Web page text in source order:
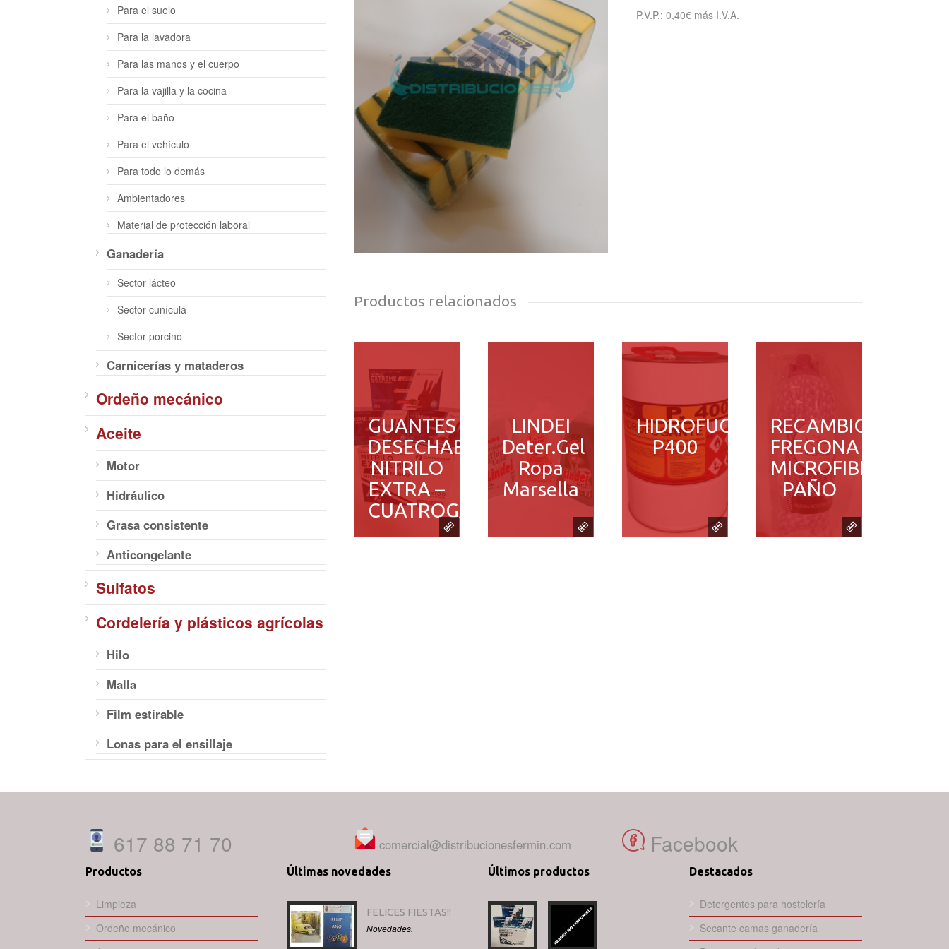
P.V.P.: 0,40€ más I.V.A.
Productos relacionados
GUANTES
DESECHABLES
NITRILO
EXTRA –
CUATROGASA
LINDEI
Deter.Gel
Ropa
Marsella
HIDROFUGANTE
P400
RECAMBIO
FREGONA
MICROFIBRA
PAÑO
Para el suelo
Para la lavadora
Para las manos y el cuerpo
Para la vajilla y la cocina
Para el baño
Para el vehículo
Para todo lo demás
Ambientadores
Material de protección laboral
Ganadería
Sector lácteo
Sector cunícula
Sector porcino
Carnicerías y mataderos
Ordeño mecánico
Aceite
Motor
Hidráulico
Grasa consistente
Anticongelante
Sulfatos
Cordelería y plásticos agrícolas
Hilo
Malla
Film estirable
Lonas para el ensillaje
617 88 71 70 comercial@distribucionesfermin.com Facebook
Productos
Limpieza
Ordeño mecánico
Últimas novedades
FELICES FIESTAS!!
Novedades.
Últimos productos Destacados
Detergentes para hostelería
Secante camas ganadería